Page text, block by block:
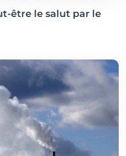
être le salut par le